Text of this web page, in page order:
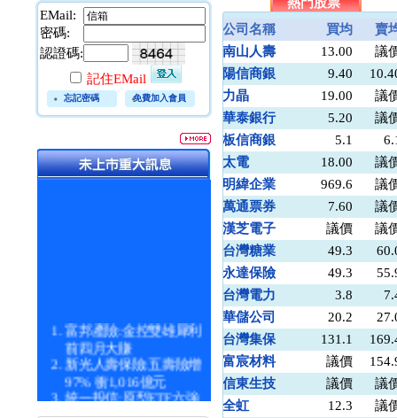
EMail:
密碼:
認證碼:
記住EMail
忘記密碼 免費加入會員
富邦產險:金控雙雄犀利
前四月大賺
新光人壽保險:五壽險增
97% 衝1,016億元
統一投信:原型ETF六強
公司名稱
買均
賣
南山人壽
13.00
議
陽信商銀
9.40
力晶
19.00
議
華泰銀行
5.20
議
板信商銀
5.1
太電
18.00
議
明緯企業
969.6
議
萬通票券
7.60
議
漢芝電子
議價
議
台灣糖業
49.3
永達保險
49.3
台灣電力
3.8
華儲公司
20.2
台灣集保
131.1
富宸材料
議價
信東生技
議價
議
全虹
12.3
議